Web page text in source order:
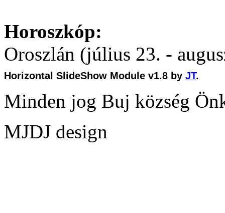
Horoszkóp:
Oroszlán (július 23. -
Horizontal SlideShow Module v1.8 by JT.
Minden jog Buj község
MJDJ design